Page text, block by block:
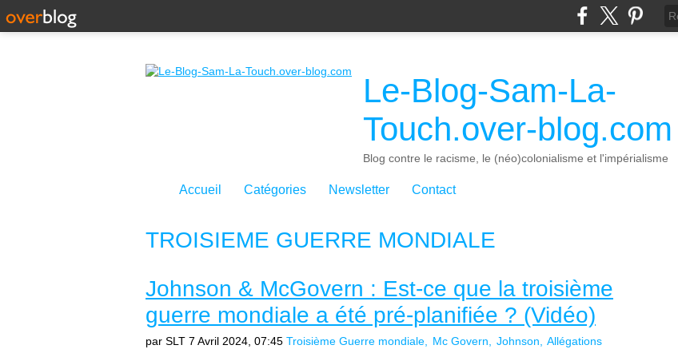
Le-Blog-Sam-La-
Touch.over-blog.com
Blog contre le racisme, le (néo)colonialisme et l'impérialisme
Accueil Catégories Newsletter Contact
TROISIEME GUERRE MONDIALE
Johnson & McGovern : Est-ce que la troisième
guerre mondiale a été pré-planifiée ? (Vidéo)
par SLT 7 Avril 2024, 07:45 Troisième Guerre mondiale Mc Govern Johnson
Allégations